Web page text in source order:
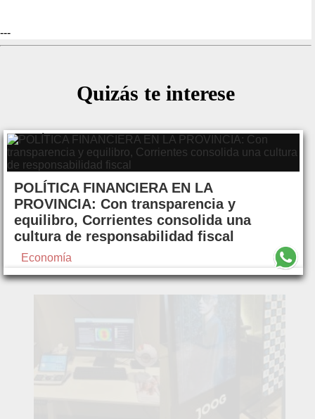
---
Quizás te interese
POLÍTICA FINANCIERA EN LA
PROVINCIA: Con transparencia y
equilibro, Corrientes consolida una
cultura de responsabilidad fiscal
Economía